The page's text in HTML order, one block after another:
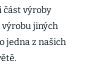
část výroby
jiných
jedna z našich